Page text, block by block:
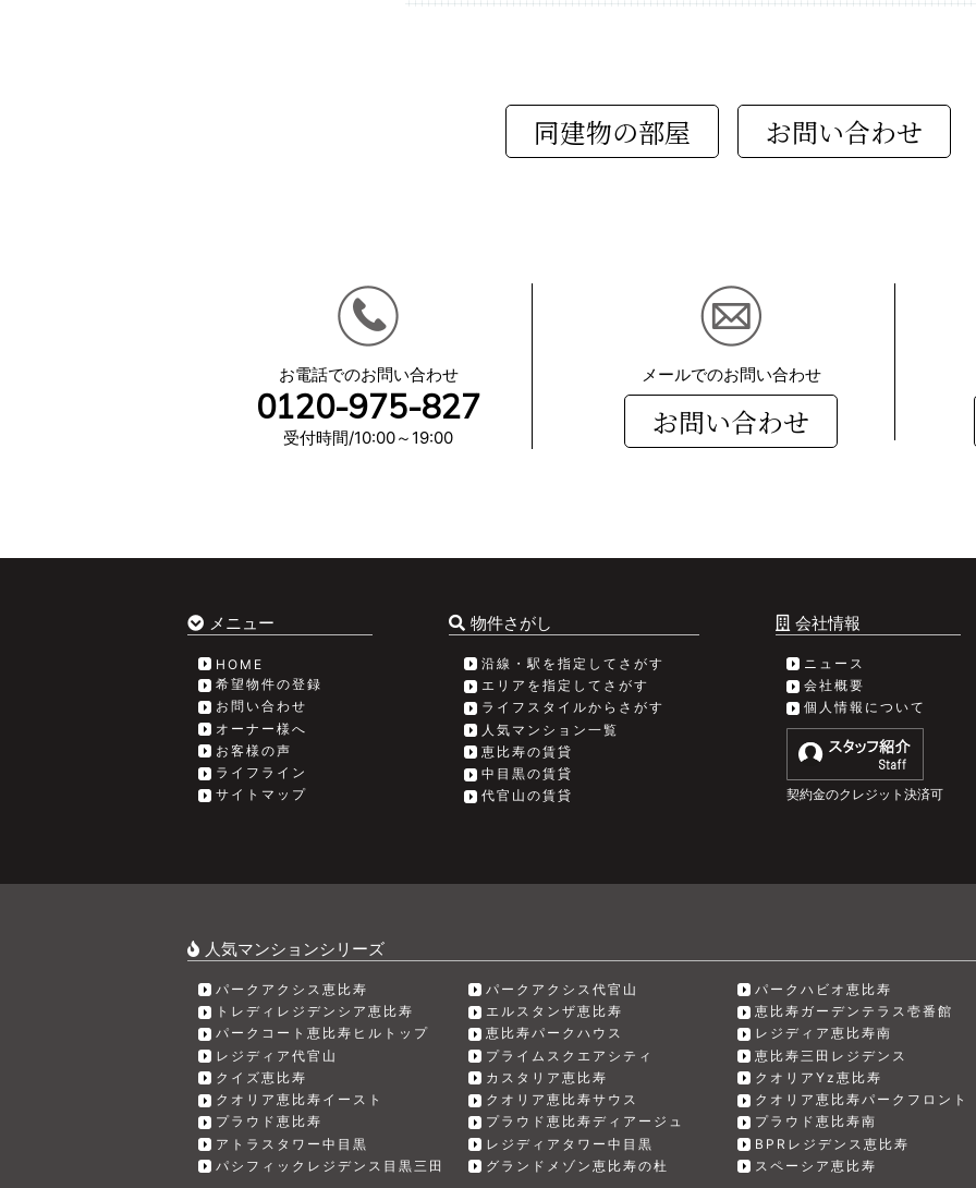
同建物の部屋
お電話でのお問い合わせ
0120-975-827
受付時間/10:00～19:00
メールでのお問い合わせ
お問い合わせ
メニュー
HOME
希望物件の登録
お問い合わせ
オーナー様へ
お客様の声
ライフライン
サイトマップ
物件さがし
沿線・駅を指定してさがす
エリアを指定してさがす
ライフスタイルからさがす
人気マンション一覧
恵比寿の賃貸
中目黒の賃貸
代官山の賃貸
会社情報
ニュース
会社概要
個人情報について
契約金のクレジット決済可
人気マンションシリーズ
パークアクシス恵比寿 パークアクシス代官山
パークハビオ恵比寿
トレディレジデンシア恵比寿
エルスタンザ恵比寿
恵比寿ガーデンテラス壱番館
パークコート恵比寿ヒルトップ
恵比寿パークハウス
レジディア恵比寿南
レジディア代官山
プライムスクエアシティ
恵比寿三田レジデンス
クイズ恵比寿
カスタリア恵比寿
クオリアYz恵比寿
クオリア恵比寿イースト
クオリア恵比寿サウス
クオリア恵比寿パークフロント
プラウド恵比寿
プラウド恵比寿ディアージュ
プラウド恵比寿南
アトラスタワー中目黒
レジディアタワー中目黒
BPRレジデンス恵比寿
パシフィックレジデンス目黒三田
グランドメゾン恵比寿の杜 スペーシア恵比寿